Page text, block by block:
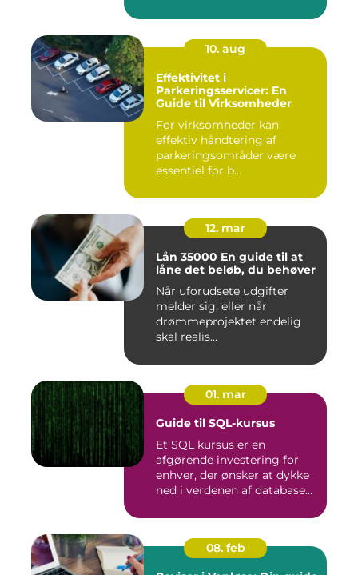
10. aug
Effektivitet i
Parkeringsservicer: En
Guide til Virksomheder
For virksomheder kan
effektiv håndtering af
parkeringsområder være
essentiel for b...
12. mar
Lån 35000 En guide til at
låne det beløb, du behøver
Når uforudsete udgifter
melder sig, eller når
drømmeprojektet endelig
skal realis...
01. mar
Guide til SQL-kursus
Et SQL kursus er en
afgørende investering for
enhver, der ønsker at dykke
ned i verdenen af database...
08. feb